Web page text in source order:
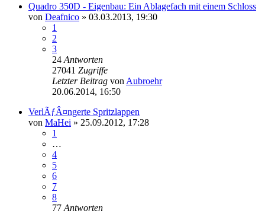
Quadro 350D - Eigenbau: Ein Ablagefach mit einem Schloss
von Deafnico » 03.03.2013, 19:30
1
2
3
24 Antworten
27041 Zugriffe
Letzter Beitrag von Aubroehr
20.06.2014, 16:50
VerlÃƒÂ¤ngerte Spritzlappen
von MaHei » 25.09.2012, 17:28
1
…
4
5
6
7
8
77 Antworten